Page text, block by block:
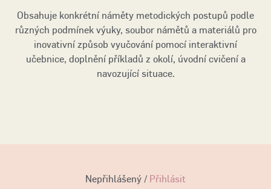
Obsahuje konkrétní náměty metodických postupů podle
různých podmínek výuky, soubor námětů a materiálů pro
inovativní způsob vyučování pomocí interaktivní
učebnice, doplnění příkladů z okolí, úvodní cvičení a
navozující situace.
Nepřihlášený / Přihlásit